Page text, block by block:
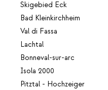
Skigebied Eck
Bad Kleinkirchheim
Val di Fassa
Lachtal
Bonneval-sur-arc
Isola 2000
Pitztal - Hochzeiger